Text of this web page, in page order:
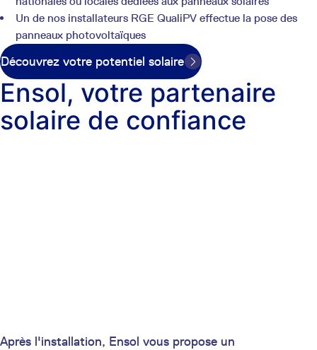
Un de nos installateurs RGE QualiPV effectue la pose des
panneaux photovoltaïques
Découvrez votre potentiel solaire
Ensol, votre partenaire
solaire de confiance
Après l'installation, Ensol vous propose un